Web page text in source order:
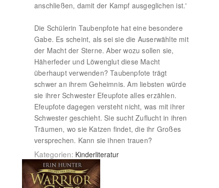
anschließen, damit der Kampf ausgeglichen ist.'
Die Schülerin Taubenpfote hat eine besondere
Gabe. Es scheint, als sei sie die Auserwählte mit
der Macht der Sterne. Aber wozu sollen sie,
Häherfeder und Löwenglut diese Macht
überhaupt verwenden? Taubenpfote trägt
schwer an ihrem Geheimnis. Am liebsten würde
sie ihrer Schwester Efeupfote alles erzählen.
Efeupfote dagegen versteht nicht, was mit ihrer
Schwester geschieht. Sie sucht Zuflucht in ihren
Träumen, wo sie Katzen findet, die ihr Großes
versprechen. Kann sie ihnen trauen?
Kategorien: Kinderliteratur